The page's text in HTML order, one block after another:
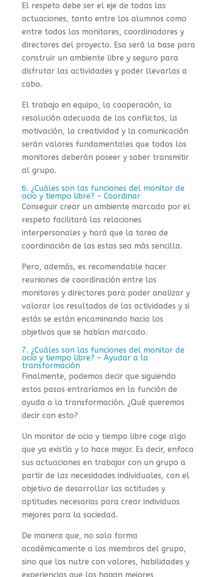
El respeto debe ser el eje de todas las
actuaciones, tanto entre los alumnos como
entre todos los monitores, coordinadores y
directores del proyecto. Esa será la base para
construir un ambiente libre y seguro para
disfrutar las actividades y poder llevarlas a
cabo.
El trabajo en equipo, la cooperación, la
resolución adecuada de los conflictos, la
motivación, la creatividad y la comunicación
serán valores fundamentales que todos los
monitores deberán poseer y saber transmitir
al grupo.
6. ¿Cuáles son las funciones del monitor de
ocio y tiempo libre? – Coordinar
Conseguir crear un ambiente marcado por el
respeto facilitará las relaciones
interpersonales y hará que la tarea de
coordinación de las estas sea más sencilla.
Pero, además, es recomendable hacer
reuniones de coordinación entre los
monitores y directores para poder analizar y
valorar los resultados de las actividades y si
estás se están encaminando hacia los
objetivos que se habían marcado.
7. ¿Cuáles son las funciones del monitor de
ocio y tiempo libre? – Ayudar a la
transformación
Finalmente, podemos decir que siguiendo
estos pasos entraríamos en la función de
ayuda a la transformación. ¿Qué queremos
decir con esto?
Un monitor de ocio y tiempo libre coge algo
que ya existía y lo hace mejor. Es decir, enfoca
sus actuaciones en trabajar con un grupo a
partir de las necesidades individuales, con el
objetivo de desarrollar las actitudes y
aptitudes necesarias para crear individuos
mejores para la sociedad.
De manera que, no solo forma
académicamente a los miembros del grupo,
sino que los nutre con valores, habilidades y
experiencias que los hagan mejores